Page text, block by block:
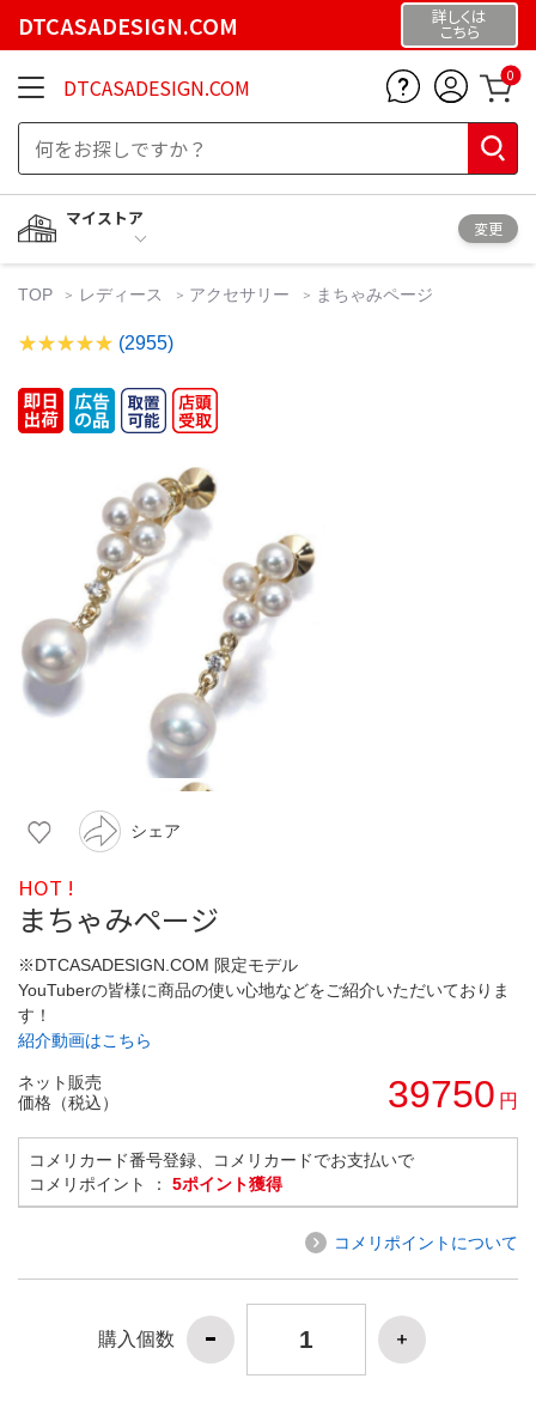
DTCASADESIGN.COM 詳しくは
こちら
DTCASADESIGN.COM 0
マイストア
変更
TOP レディース アクセサリー まちゃみページ
(2955)
シェア
HOT !
まちゃみページ
※DTCASADESIGN.COM 限定モデル
YouTuberの皆様に商品の使い心地などをご紹介いただいておりま
す！
紹介動画はこちら
ネット販売
価格（税込）
39750 円
コメリカード番号登録、コメリカードでお支払いで
コメリポイント ： 5ポイント獲得
コメリポイントについて
購入個数